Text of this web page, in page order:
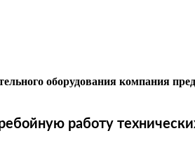
оборудования компания
работу